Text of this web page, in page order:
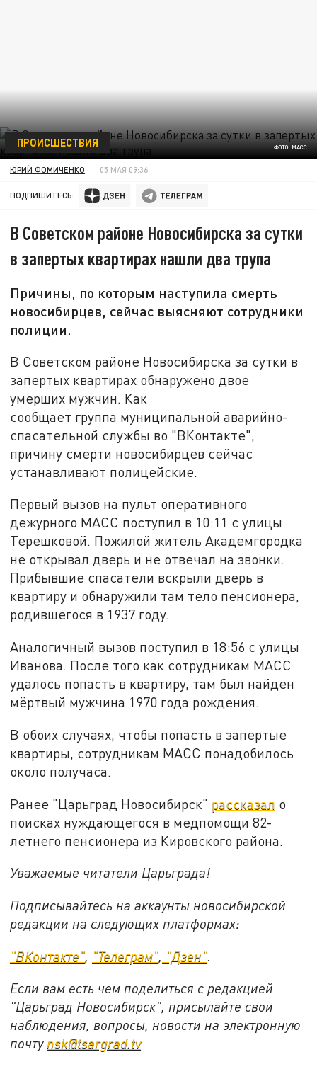
ФОТО: МАСС
ПРОИСШЕСТВИЯ
ЮРИЙ ФОМИЧЕНКО 05 МАЯ 09:36
ПОДПИШИТЕСЬ:
В Советском районе Новосибирска за сутки
в запертых квартирах нашли два трупа
Причины, по которым наступила смерть
новосибирцев, сейчас выясняют сотрудники
полиции.
В Советском районе Новосибирска за сутки в
запертых квартирах обнаружено двое
умерших мужчин. Как
сообщает группа муниципальной аварийно-
спасательной службы во "ВКонтакте",
причину смерти новосибирцев сейчас
устанавливают полицейские.
Первый вызов на пульт оперативного
дежурного МАСС поступил в 10:11 с улицы
Терешковой. Пожилой житель Академгородка
не открывал дверь и не отвечал на звонки.
Прибывшие спасатели вскрыли дверь в
квартиру и обнаружили там тело пенсионера,
родившегося в 1937 году.
Аналогичный вызов поступил в 18:56 с улицы
Иванова. После того как сотрудникам МАСС
удалось попасть в квартиру, там был найден
мёртвый мужчина 1970 года рождения.
В обоих случаях, чтобы попасть в запертые
квартиры, сотрудникам МАСС понадобилось
около получаса.
Ранее "Царьград Новосибирск" рассказал о
поисках нуждающегося в медпомощи 82-
летнего пенсионера из Кировского района.
Уважаемые читатели Царьграда!
Подписывайтесь на аккаунты новосибирской
редакции на следующих платформах:
"ВКонтакте" "Телеграм" "Дзен"
Если вам есть чем поделиться с редакцией
"Царьград Новосибирск", присылайте свои
наблюдения, вопросы, новости на электронную
почту nsk@tsargrad.tv